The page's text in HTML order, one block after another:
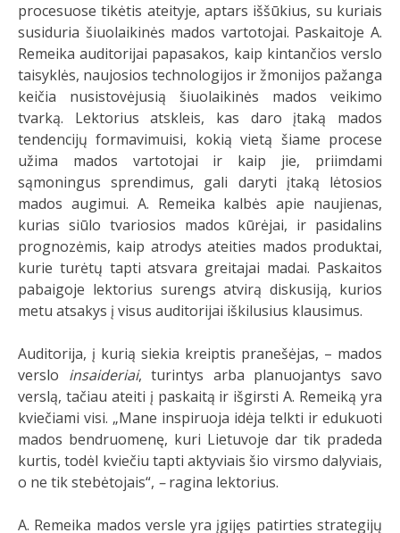
procesuose tikėtis ateityje, aptars iššūkius, su kuriais
susiduria šiuolaikinės mados vartotojai. Paskaitoje A.
Remeika auditorijai papasakos, kaip kintančios verslo
taisyklės, naujosios technologijos ir žmonijos pažanga
keičia nusistovėjusią šiuolaikinės mados veikimo
tvarką. Lektorius atskleis, kas daro įtaką mados
tendencijų formavimuisi, kokią vietą šiame procese
užima mados vartotojai ir kaip jie, priimdami
sąmoningus sprendimus, gali daryti įtaką lėtosios
mados augimui. A. Remeika kalbės apie naujienas,
kurias siūlo tvariosios mados kūrėjai, ir pasidalins
prognozėmis, kaip atrodys ateities mados produktai,
kurie turėtų tapti atsvara greitajai madai. Paskaitos
pabaigoje lektorius surengs atvirą diskusiją, kurios
metu atsakys į visus auditorijai iškilusius klausimus.
Auditorija, į kurią siekia kreiptis pranešėjas, – mados
verslo insaideriai, turintys arba planuojantys savo
verslą, tačiau ateiti į paskaitą ir išgirsti A. Remeiką yra
kviečiami visi. „Mane inspiruoja idėja telkti ir edukuoti
mados bendruomenę, kuri Lietuvoje dar tik pradeda
kurtis, todėl kviečiu tapti aktyviais šio virsmo dalyviais,
o ne tik stebėtojais“, –ragina lektorius.
A. Remeika mados versle yra įgijęs patirties strategijų